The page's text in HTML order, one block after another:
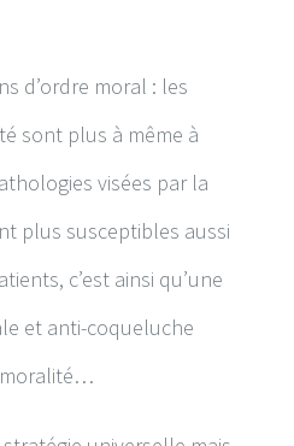
d’ordre moral : les
sont plus à même à
visées par la
plus susceptibles aussi
c’est ainsi qu’une
et anti-coqueluche
moralité…